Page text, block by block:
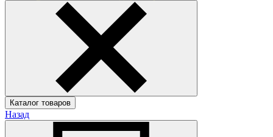
Каталог товаров
Назад